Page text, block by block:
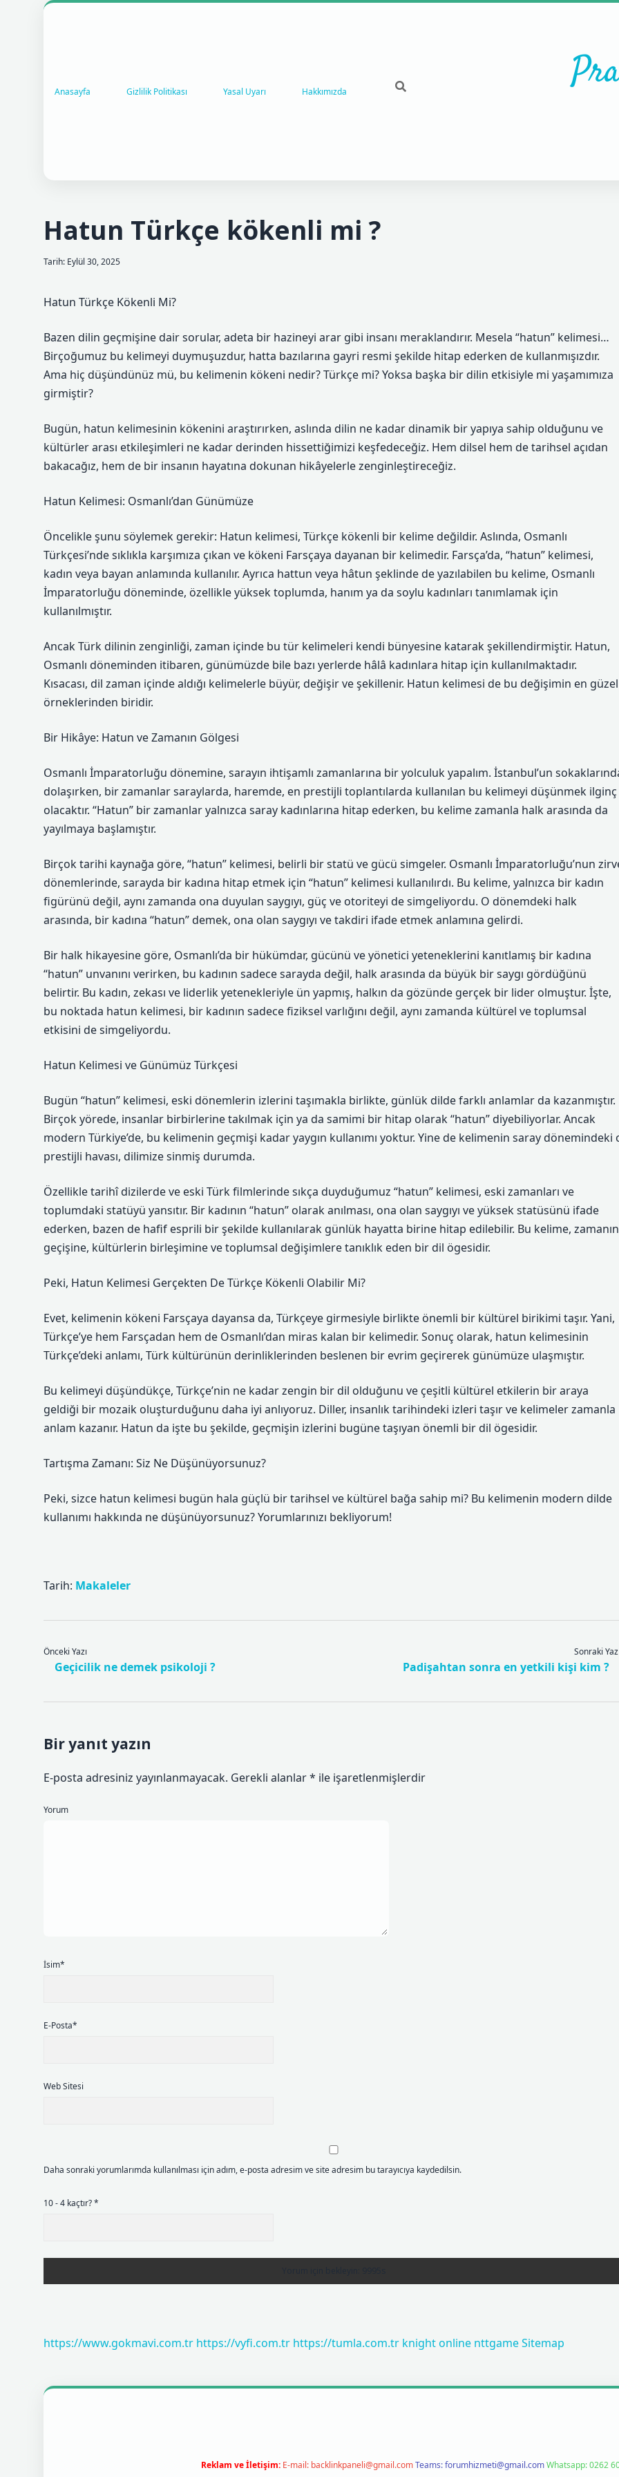
Anasayfa Gizlilik Politikası Yasal Uyarı Hakkımızda
Hatun Türkçe kökenli mi ?
Tarih: Eylül 30, 2025
Hatun Türkçe Kökenli Mi?
Bazen dilin geçmişine dair sorular, adeta bir hazineyi arar gibi insanı meraklandırır. Mesela “hatun” kelimesi…
Birçoğumuz bu kelimeyi duymuşuzdur, hatta bazılarına gayri resmi şekilde hitap ederken de kullanmışızdır.
Ama hiç düşündünüz mü, bu kelimenin kökeni nedir? Türkçe mi? Yoksa başka bir dilin etkisiyle mi yaşamımıza
girmiştir?
Bugün, hatun kelimesinin kökenini araştırırken, aslında dilin ne kadar dinamik bir yapıya sahip olduğunu ve
kültürler arası etkileşimleri ne kadar derinden hissettiğimizi keşfedeceğiz. Hem dilsel hem de tarihsel açıdan
bakacağız, hem de bir insanın hayatına dokunan hikâyelerle zenginleştireceğiz.
Hatun Kelimesi: Osmanlı’dan Günümüze
Öncelikle şunu söylemek gerekir: Hatun kelimesi, Türkçe kökenli bir kelime değildir. Aslında, Osmanlı
Türkçesi’nde sıklıkla karşımıza çıkan ve kökeni Farsçaya dayanan bir kelimedir. Farsça’da, “hatun” kelimesi,
kadın veya bayan anlamında kullanılır. Ayrıca hattun veya hâtun şeklinde de yazılabilen bu kelime, Osmanlı
İmparatorluğu döneminde, özellikle yüksek toplumda, hanım ya da soylu kadınları tanımlamak için
kullanılmıştır.
Ancak Türk dilinin zenginliği, zaman içinde bu tür kelimeleri kendi bünyesine katarak şekillendirmiştir. Hatun,
Osmanlı döneminden itibaren, günümüzde bile bazı yerlerde hâlâ kadınlara hitap için kullanılmaktadır.
Kısacası, dil zaman içinde aldığı kelimelerle büyür, değişir ve şekillenir. Hatun kelimesi de bu değişimin en güzel
örneklerinden biridir.
Bir Hikâye: Hatun ve Zamanın Gölgesi
Osmanlı İmparatorluğu dönemine, sarayın ihtişamlı zamanlarına bir yolculuk yapalım. İstanbul’un
dolaşırken, bir zamanlar saraylarda, haremde, en prestijli toplantılarda kullanılan bu kelimeyi düşünmek ilginç
olacaktır. “Hatun” bir zamanlar yalnızca saray kadınlarına hitap ederken, bu kelime zamanla halk arasında da
yayılmaya başlamıştır.
Birçok tarihi kaynağa göre, “hatun” kelimesi, belirli bir statü ve gücü simgeler. Osmanlı İmparatorluğu’nun
dönemlerinde, sarayda bir kadına hitap etmek için “hatun” kelimesi kullanılırdı. Bu kelime, yalnızca bir kadın
figürünü değil, aynı zamanda ona duyulan saygıyı, güç ve otoriteyi de simgeliyordu. O dönemdeki halk
arasında, bir kadına “hatun” demek, ona olan saygıyı ve takdiri ifade etmek anlamına gelirdi.
Bir halk hikayesine göre, Osmanlı’da bir hükümdar, gücünü ve yönetici yeteneklerini kanıtlamış bir kadına
“hatun” unvanını verirken, bu kadının sadece sarayda değil, halk arasında da büyük bir saygı gördüğünü
belirtir. Bu kadın, zekası ve liderlik yetenekleriyle ün yapmış, halkın da gözünde gerçek bir lider olmuştur. İşte,
bu noktada hatun kelimesi, bir kadının sadece fiziksel varlığını değil, aynı zamanda kültürel ve toplumsal
etkisini de simgeliyordu.
Hatun Kelimesi ve Günümüz Türkçesi
Bugün “hatun” kelimesi, eski dönemlerin izlerini taşımakla birlikte, günlük dilde farklı anlamlar da kazanmıştır.
Birçok yörede, insanlar birbirlerine takılmak için ya da samimi bir hitap olarak “hatun” diyebiliyorlar. Ancak
modern Türkiye’de, bu kelimenin geçmişi kadar yaygın kullanımı yoktur. Yine de kelimenin saray dönemindeki
prestijli havası, dilimize sinmiş durumda.
Özellikle tarihî dizilerde ve eski Türk filmlerinde sıkça duyduğumuz “hatun” kelimesi, eski zamanları ve
toplumdaki statüyü yansıtır. Bir kadının “hatun” olarak anılması, ona olan saygıyı ve yüksek statüsünü ifade
ederken, bazen de hafif esprili bir şekilde kullanılarak günlük hayatta birine hitap edilebilir. Bu kelime, zamanın
geçişine, kültürlerin birleşimine ve toplumsal değişimlere tanıklık eden bir dil ögesidir.
Peki, Hatun Kelimesi Gerçekten De Türkçe Kökenli Olabilir Mi?
Evet, kelimenin kökeni Farsçaya dayansa da, Türkçeye girmesiyle birlikte önemli bir kültürel birikimi taşır. Yani,
Türkçe’ye hem Farsçadan hem de Osmanlı’dan miras kalan bir kelimedir. Sonuç olarak, hatun kelimesinin
Türkçe’deki anlamı, Türk kültürünün derinliklerinden beslenen bir evrim geçirerek günümüze ulaşmıştır.
Bu kelimeyi düşündükçe, Türkçe’nin ne kadar zengin bir dil olduğunu ve çeşitli kültürel etkilerin bir araya
geldiği bir mozaik oluşturduğunu daha iyi anlıyoruz. Diller, insanlık tarihindeki izleri taşır ve kelimeler zamanla
anlam kazanır. Hatun da işte bu şekilde, geçmişin izlerini bugüne taşıyan önemli bir dil ögesidir.
Tartışma Zamanı: Siz Ne Düşünüyorsunuz?
Peki, sizce hatun kelimesi bugün hala güçlü bir tarihsel ve kültürel bağa sahip mi? Bu kelimenin modern dilde
kullanımı hakkında ne düşünüyorsunuz? Yorumlarınızı bekliyorum!
Tarih: Makaleler
Önceki Yazı
Geçicilik ne demek psikoloji ?
Sonraki
Padişahtan sonra en yetkili kişi kim ?
Bir yanıt yazın
E-posta adresiniz yayınlanmayacak. Gerekli alanlar* ile işaretlenmişlerdir
Yorum
İsim*
E-Posta*
Web Sitesi
Daha sonraki yorumlarımda kullanılması için adım, e-posta adresim ve site adresim bu tarayıcıya kaydedilsin.
10 - 4 kaçtır?*
https://www.gokmavi.com.tr https://vyfi.com.tr https://tumla.com.tr knight online nttgameSitemap
Reklam ve İletişim: E-mail: backlinkpaneli@gmail.com Teams:forumhizmeti@gmail.com Whatsapp: 0262